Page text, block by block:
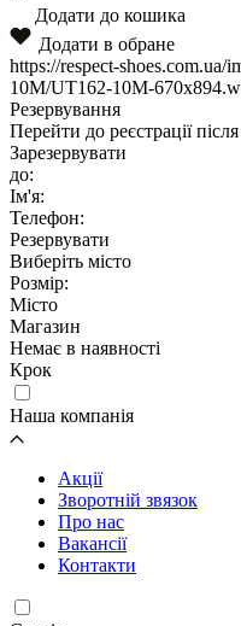
Додати до кошика
Додати в обране
https://respect-shoes.com.ua/
10M/UT162-10M-
Резервування
Перейти до реєстрації
Зарезервувати
до:
Ім'я:
Телефон:
Резервувати
Виберіть місто
Розмір:
Місто
Магазин
Немає в наявності
Крок
Наша компанія
Акції
Зворотній звязок
Про нас
Вакансії
Контакти